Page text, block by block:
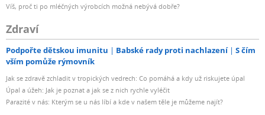
Víš, proč ti po mléčných výrobcích možná nebývá dobře?
Zdraví
Podpořte dětskou imunitu Babské rady proti nachlazení
S čím
vším pomůže rýmovník
Jak se zdravě zchladit v tropických vedrech: Co pomáhá a kdy už riskujete úpal
Úpal a úžeh: Jak je poznat a jak se z nich rychle vyléčit
Parazité v nás: Kterým se u nás líbí a kde v našem těle je můžeme najít?